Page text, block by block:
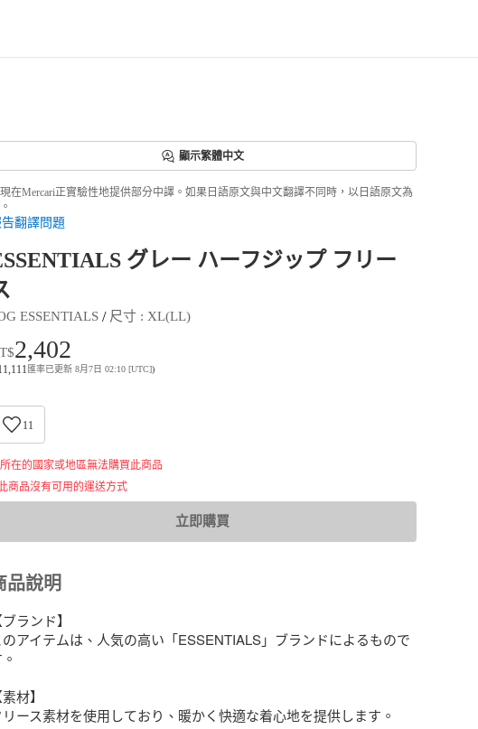
顯示繁體中文
在Mercari正實驗性地提供部分中譯。如果日語原文與中文翻譯不同時，以日語原文為
翻譯問題
グレー ハーフジップ フリー
ESSENTIALS / 尺寸 : XL(LL)
2,402
匯率已更新 8月7日 02:10 [UTC])
11
在的國家或地區無法購買此商品
商品沒有可用的運送方式
立即購買
品說明
ブランド】
のアイテムは、人気の高い「ESSENTIALS」ブランドによるもので
素材】
リース素材を使用しており、暖かく快適な着心地を提供します。